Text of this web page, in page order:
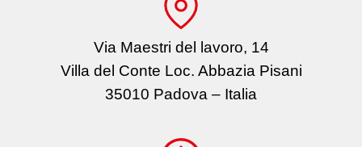
Via Maestri del lavoro, 14
Villa del Conte Loc. Abbazia Pisani
35010 Padova – Italia